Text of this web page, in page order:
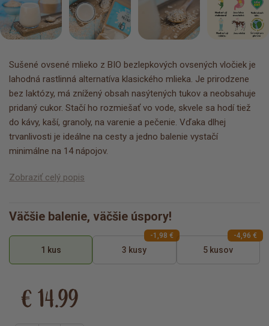
Sušené ovsené mlieko z BIO bezlepkových ovsených vločiek je
lahodná rastlinná alternatíva klasického mlieka. Je prirodzene
bez laktózy, má znížený obsah nasýtených tukov a neobsahuje
pridaný cukor. Stačí ho rozmiešať vo vode, skvele sa hodí tiež
do kávy, kaší, granoly, na varenie a pečenie. Vďaka dlhej
trvanlivosti je ideálne na cesty a jedno balenie vystačí
minimálne na 14 nápojov.
Zobraziť celý popis
Väčšie balenie, väčšie úspory!
1 kus 3 kusy
-1,98 €
5 kusov
-4,96 €
€ 14.99